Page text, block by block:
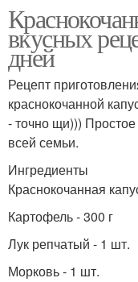
вкусных
дней
Рецепт
краснокочанной
- точно щи)))
всей семьи.
Ингредиенты
Краснокочанная
Картофель - 300 г
Лук репчатый - 1 шт.
Морковь - 1 шт.